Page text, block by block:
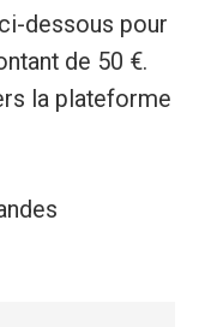
dessous pour
de 50 €.
la plateforme